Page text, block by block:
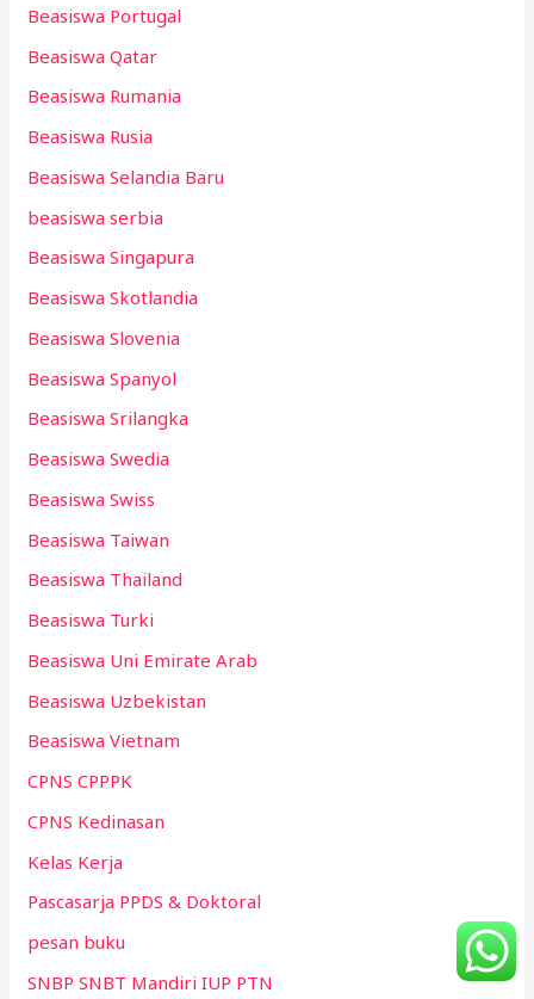
Beasiswa Portugal
Beasiswa Qatar
Beasiswa Rumania
Beasiswa Rusia
Beasiswa Selandia Baru
beasiswa serbia
Beasiswa Singapura
Beasiswa Skotlandia
Beasiswa Slovenia
Beasiswa Spanyol
Beasiswa Srilangka
Beasiswa Swedia
Beasiswa Swiss
Beasiswa Taiwan
Beasiswa Thailand
Beasiswa Turki
Beasiswa Uni Emirate Arab
Beasiswa Uzbekistan
Beasiswa Vietnam
CPNS CPPPK
CPNS Kedinasan
Kelas Kerja
Pascasarja PPDS & Doktoral
pesan buku
SNBP SNBT Mandiri IUP PTN